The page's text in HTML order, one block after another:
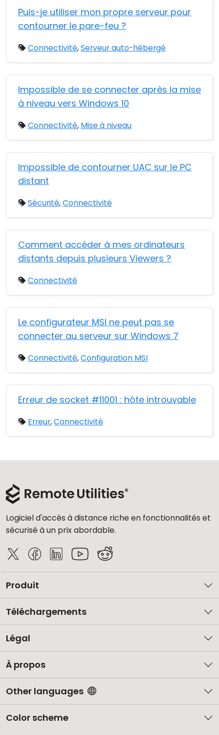
Puis-je utiliser mon propre serveur pour
contourner le pare-feu ?
Connectivité,Serveur auto-hébergé
Impossible de se connecter après la mise
à niveau vers Windows 10
Connectivité, Mise à niveau
Impossible de contourner UAC sur le PC
distant
Sécurité,Connectivité
Comment accéder à mes ordinateurs
distants depuis plusieurs Viewers ?
Connectivité
Le configurateur MSI ne peut pas se
connecter au serveur sur Windows 7
Connectivité,Configuration MSI
Erreur de socket #11001 : hôte introuvable
Erreur,Connectivité
Logiciel d'accès à distance riche en fonctionnalités et
sécurisé à un prix abordable.
Produit
Téléchargements
Légal
À propos
Other languages
Color scheme